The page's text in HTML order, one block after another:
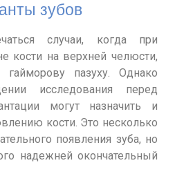
зубов
случаи, когда при
кости на верхней челюсти,
пазуху. Однако
исследования перед
могут назначить и
кости. Это несколько
появления зуба, но
надежней окончательный